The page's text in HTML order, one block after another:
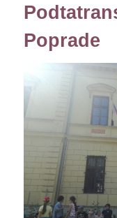
Poprade